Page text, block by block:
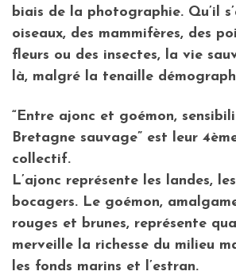
biais de la photographie. Qu’il
oiseaux, des mammifères, des
fleurs ou des insectes, la vie
là, malgré la tenaille
“Entre ajonc et goémon,
Bretagne sauvage” est leur
collectif.
L’ajonc représente les landes,
bocagers. Le goémon,
rouges et brunes, représente
merveille la richesse du milieu
les fonds marins et l’estran.